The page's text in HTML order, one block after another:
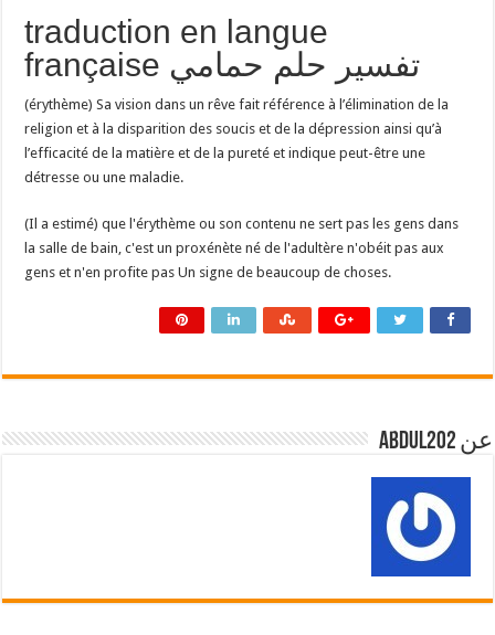
traduction en langue
française تفسير حلم حمامي
(érythème) Sa vision dans un rêve fait référence à l’élimination de la
religion et à la disparition des soucis et de la dépression ainsi qu’à
l’efficacité de la matière et de la pureté et indique peut-être une
détresse ou une maladie.
(Il a estimé) que l'érythème ou son contenu ne sert pas les gens dans
la salle de bain, c'est un proxénète né de l'adultère n'obéit pas aux
gens et n'en profite pas Un signe de beaucoup de choses.
عن abdul202